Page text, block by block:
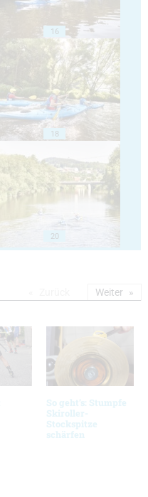
16
18
20
So geht’s: Stumpfe
Skiroller-
Stockspitze
schärfen
Weiter